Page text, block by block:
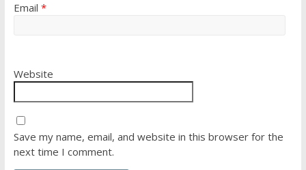
Email *
Website
Save my name, email, and website in this browser for the
next time I comment.